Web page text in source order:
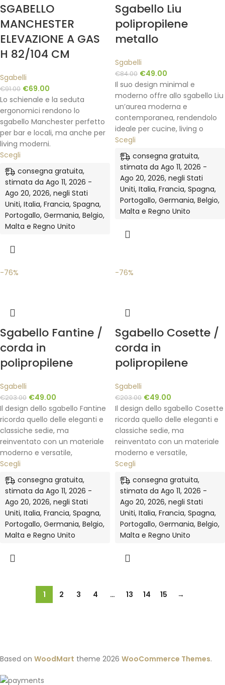
SGABELLO
MANCHESTER
ELEVAZIONE A GAS
H 82/104 CM
Sgabelli
€91.00 €69.00
Lo schienale e la seduta
ergonomici rendono lo
sgabello Manchester perfetto
per bar e locali, ma anche per
living moderni.
Scegli
consegna gratuita,
stimata da Ago 11, 2026 -
Ago 20, 2026, negli Stati
Uniti, Italia, Francia, Spagna,
Portogallo, Germania, Belgio,
Malta e Regno Unito
Sgabello Liu
polipropilene
metallo
Sgabelli
€84.00 €49.00
Il suo design minimal e
moderno offre allo sgabello Liu
un’aurea moderna e
contemporanea, rendendolo
ideale per cucine, living o
Scegli
consegna gratuita,
stimata da Ago 11, 2026 -
Ago 20, 2026, negli Stati
Uniti, Italia, Francia, Spagna,
Portogallo, Germania, Belgio,
Malta e Regno Unito
-76%
Sgabello Fantine /
corda in
polipropilene
Sgabelli
€203.00 €49.00
Il design dello sgabello Fantine
ricorda quello delle eleganti e
classiche sedie, ma
reinventato con un materiale
moderno e versatile,
Scegli
consegna gratuita,
stimata da Ago 11, 2026 -
Ago 20, 2026, negli Stati
Uniti, Italia, Francia, Spagna,
Portogallo, Germania, Belgio,
Malta e Regno Unito
-76%
Sgabello Cosette /
corda in
polipropilene
Sgabelli
€203.00 €49.00
Il design dello sgabello Cosette
ricorda quello delle eleganti e
classiche sedie, ma
reinventato con un materiale
moderno e versatile,
Scegli
consegna gratuita,
stimata da Ago 11, 2026 -
Ago 20, 2026, negli Stati
Uniti, Italia, Francia, Spagna,
Portogallo, Germania, Belgio,
Malta e Regno Unito
1 2 3 4 … 13 14 15 →
Based on WoodMart theme 2026 WooCommerce Themes.